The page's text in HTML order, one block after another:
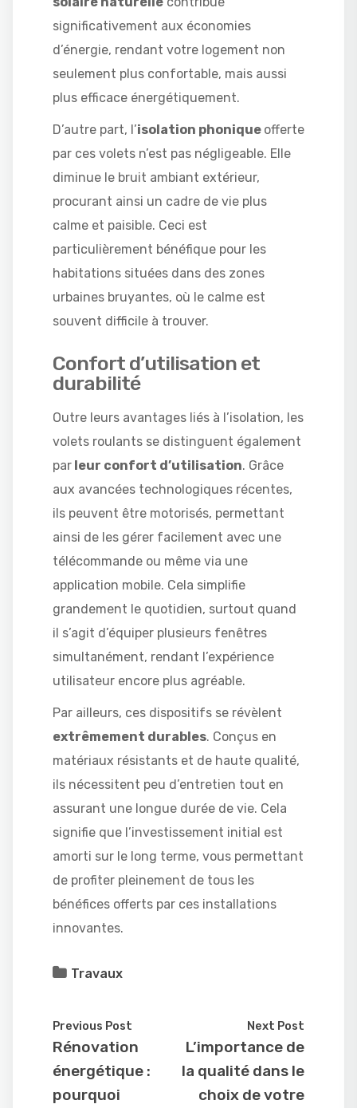
significativement aux économies
d’énergie, rendant votre logement non
seulement plus confortable, mais aussi
plus efficace énergétiquement.
D’autre part, l’isolation phonique offerte
par ces volets n’est pas négligeable. Elle
diminue le bruit ambiant extérieur,
procurant ainsi un cadre de vie plus
calme et paisible. Ceci est
particulièrement bénéfique pour les
habitations situées dans des zones
urbaines bruyantes, où le calme est
souvent difficile à trouver.
Confort d’utilisation et
durabilité
Outre leurs avantages liés à l’isolation, les
volets roulants se distinguent également
par leur confort d’utilisation. Grâce
aux avancées technologiques récentes,
ils peuvent être motorisés, permettant
ainsi de les gérer facilement avec une
télécommande ou même via une
application mobile. Cela simplifie
grandement le quotidien, surtout quand
il s’agit d’équiper plusieurs fenêtres
simultanément, rendant l’expérience
utilisateur encore plus agréable.
Par ailleurs, ces dispositifs se révèlent
extrêmement durables. Conçus en
matériaux résistants et de haute qualité,
ils nécessitent peu d’entretien tout en
assurant une longue durée de vie. Cela
signifie que l’investissement initial est
amorti sur le long terme, vous permettant
de profiter pleinement de tous les
bénéfices offerts par ces installations
innovantes.
Travaux
Previous Post
Rénovation
énergétique :
pourquoi
Next Post
L’importance de
la qualité dans le
choix de votre